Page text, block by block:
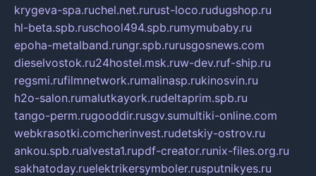
krygeva-spa.ruchel.net.rurust-loco.rudugshop.ru
hl-beta.spb.ruschool494.spb.rumymubaby.ru
epoha-metalband.rungr.spb.rurusgosnews.com
dieselvostok.ru24hostel.msk.ruw-dev.ruf-ship.ru
regsmi.rufilmnetwork.rumalinasp.rukinosvin.ru
h2o-salon.rumalutkayork.rudeltaprim.spb.ru
tango-perm.rugooddir.rusgv.sumultiki-online.com
webkrasotki.comcherinvest.rudetskiy-ostrov.ru
ankou.spb.rualvesta1.rupdf-creator.runix-files.org.ru
sakhatoday.ruelektrikersymboler.rusputnikyes.ru